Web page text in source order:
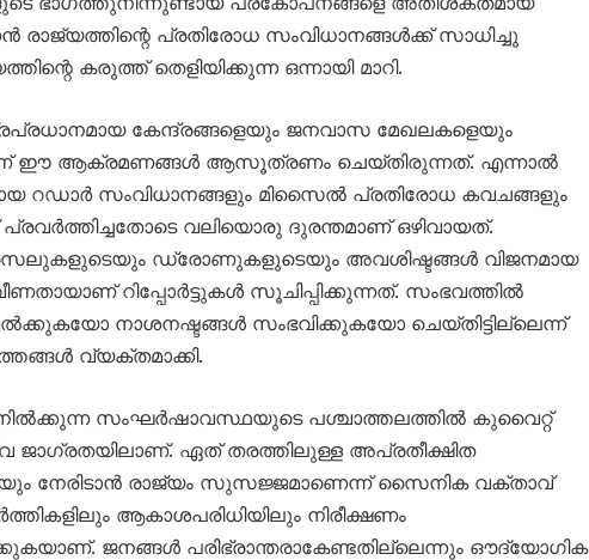
രാജ്യത്തിന്റെ പ്രതിരോധ സംവിധാനങ്ങൾക്ക് സാധിച്ചു
കരുത്ത് തെളിയിക്കുന്ന ഒന്നായി മാറി.
കേന്ദ്രങ്ങളെയും ജനവാസ മേഖലകളെയും
ഈ ആക്രമണങ്ങൾ ആസൂത്രണം ചെയ്തിരുന്നത്. എന്നാൽ
റഡാർ സംവിധാനങ്ങളും മിസൈൽ പ്രതിരോധ കവചങ്ങളും
വലിയൊരു ദുരന്തമാണ് ഒഴിവായത്.
മിസൈലുകളുടെയും ഡ്രോണുകളുടെയും അവശിഷ്ടങ്ങൾ വിജനമായ
റിപ്പോർട്ടുകൾ സൂചിപ്പിക്കുന്നത്. സംഭവത്തിൽ
നാശനഷ്ടങ്ങൾ സംഭവിക്കുകയോ ചെയ്തിട്ടില്ലെന്ന്
വ്യക്തമാക്കി.
സംഘർഷാവസ്ഥയുടെ പശ്ചാത്തലത്തിൽ കുവൈറ്റ്
ഏത് തരത്തിലുള്ള അപ്രതീക്ഷിത
നേരിടാൻ രാജ്യം സുസജ്ജമാണെന്ന് സൈനിക വക്താവ്
ആകാശപരിധിയിലും നിരീക്ഷണം
ജനങ്ങൾ പരിഭ്രാന്തരാകേണ്ടതില്ലെന്നും ഔദ്യോഗിക